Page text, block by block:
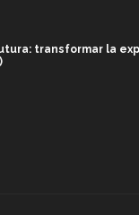
transformar la